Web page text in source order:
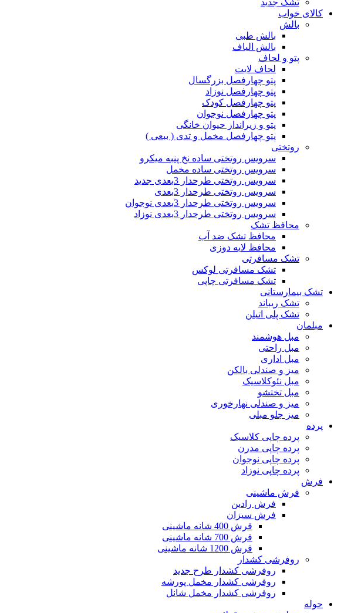
تشک جدید
کالای خواب
بالش
بالش طبی
بالش الیاف
پتو و لحاف
لحاف لایت
پتو چهارفصل بزرگسال
پتو چهارفصل نوزاد
پتو چهارفصل کودک
پتو چهارفصل نوجوان
پتو و زیرانداز حیوان خانگی
پتو چهارفصل مخمل و تدی ( ببعی )
روتختی
سرویس روتختی ساده نخ پنبه میکرو
سرویس روتختی ساده مخمل
سرویس روتختی طرحدار 3بعدی جدید
سرویس روتختی طرحدار 3بعدی
سرویس روتختی طرحدار 3بعدی نوجوان
سرویس روتختی طرحدار 3بعدی نوزاد
محافظ تشک
محافظ تشک ضد آب
محافظ لایه دوزی
تشک مسافرتی
تشک مسافرتی لوکس
تشک مسافرتی چاپی
تشک بیمارستانی
تشک ریباند
تشک پلی اتیلن
مبلمان
مبل هوشمند
مبل راحتی
مبل اداری
میز و صندلی بالکن
مبل نئوکلاسیک
مبل تختشو
میز و صندلی نهارخوری
میز جلو مبلی
پرده
پرده چاپی کلاسیک
پرده چاپی مدرن
پرده چاپی نوجوان
پرده چاپی نوزاد
فرش
فرش ماشینی
فرش رادین
فرش سیزان
فرش 400 شانه ماشینی
فرش 700 شانه ماشینی
فرش 1200 شانه ماشینی
روفرشی کشدار
روفرشی کشدار طرح جدید
روفرشی کشدار مخمل پورشه
روفرشی کشدار مخمل شانل
حوله